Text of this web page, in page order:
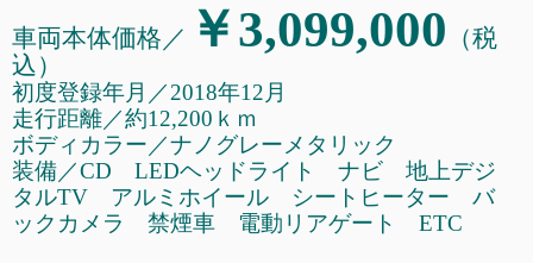
車両本体価格／ ￥3,099,000 （税
込）
初度登録年月／2018年12月
走行距離／約12,200ｋｍ
ボディカラー／ナノグレーメタリック
装備／CD LEDヘッドライト ナビ 地上デジ
タルTV アルミホイール シートヒーター バ
ックカメラ 禁煙車 電動リアゲート ETC